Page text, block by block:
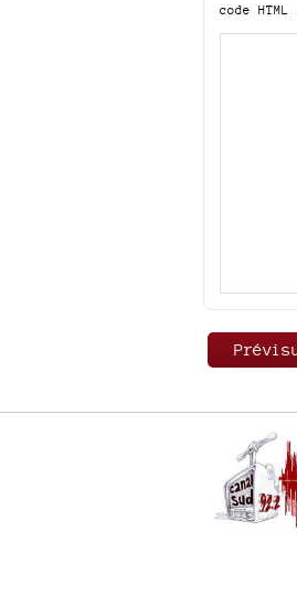
code HTML